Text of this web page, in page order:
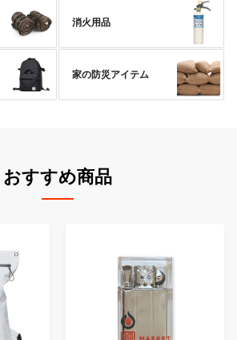
消火用品
家の防災アイテム
おすすめ商品